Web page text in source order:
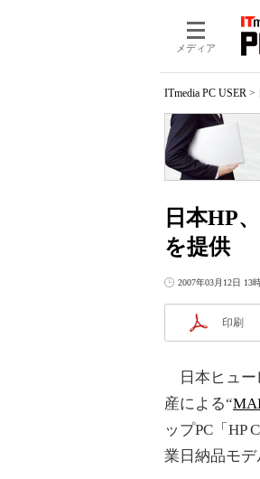
メディア
ITmedia PC USER >
日本HP
を提供
2007年03月12日 13
印刷
日本ヒュー
産による“
ップPC「HP
業日納品モデ